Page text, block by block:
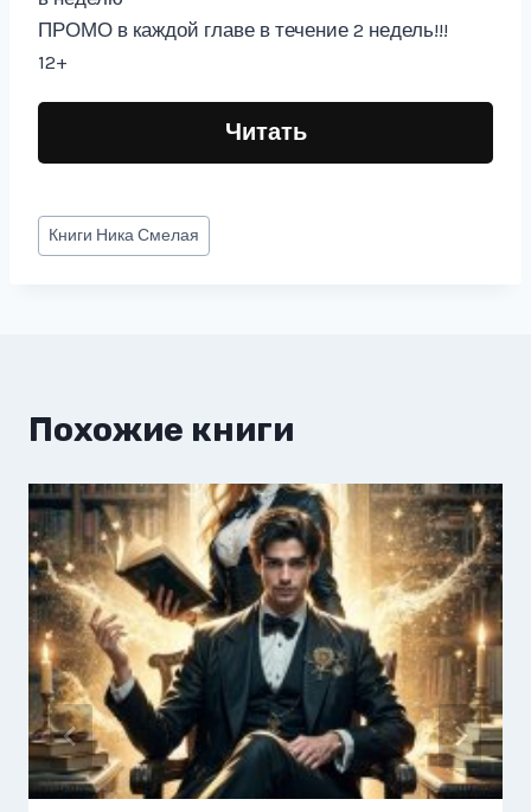
ПРОМО в каждой главе в течение 2 недель!!!
12+
Читать
Метки
записи:
Книги Ника Смелая
Похожие книги